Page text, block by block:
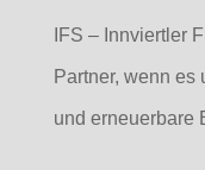
IFS – Innviertler
Partner, wenn
und erneuerbare